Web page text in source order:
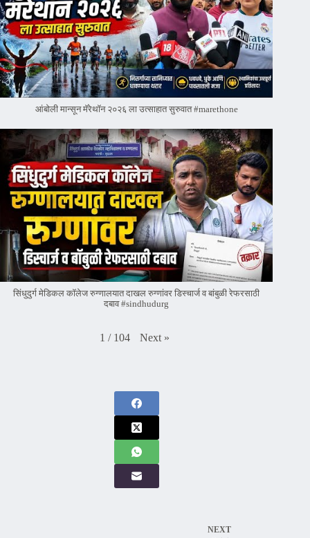
आंबोली मान्सून मॅरेथॉन २०२६ ला उत्साहात सुरुवात #marethone
सिंधुदुर्ग मेडिकल कॉलेज रुग्णालयात दाखल रुग्णांवर डिस्चार्ज व बांबुळी रेफरसाठी
दबाव #sindhudurg
1 / 104 Next »
NEXT